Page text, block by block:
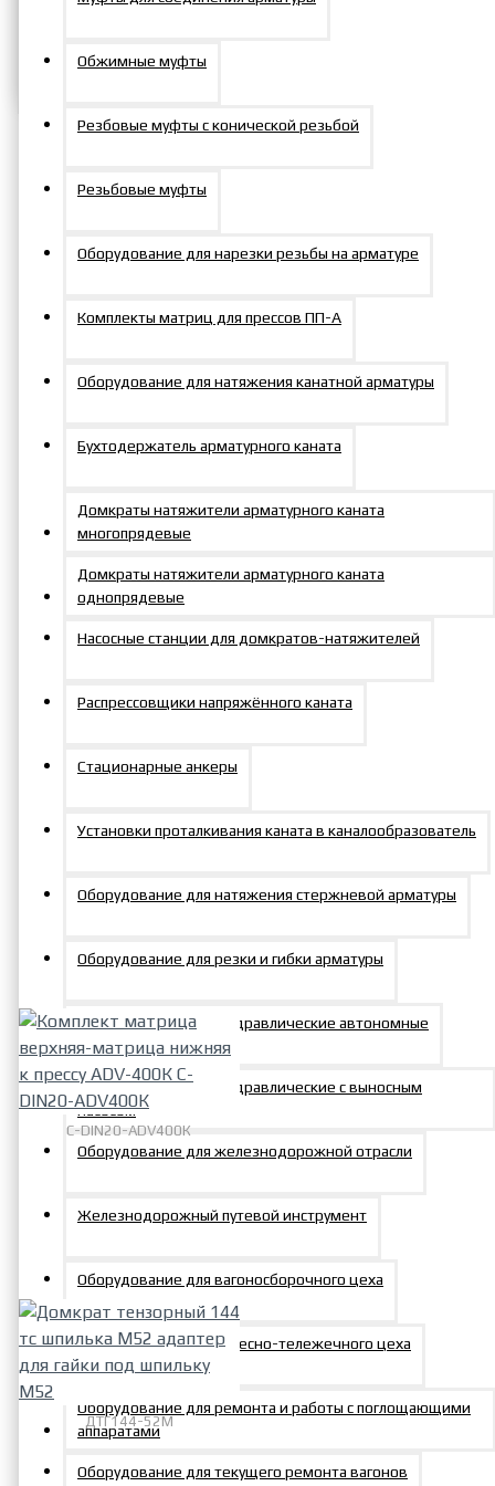
Обжимные муфты
Резбовые муфты с конической резьбой
Резьбовые муфты
Оборудование для нарезки резьбы на арматуре
Комплекты матриц для прессов ПП-А
Оборудование для натяжения канатной арматуры
Бухтодержатель арматурного каната
Домкраты натяжители арматурного каната
многопрядевые
Домкраты натяжители арматурного каната
однопрядевые
Насосные станции для домкратов-натяжителей
Распрессовщики напряжённого каната
Стационарные анкеры
Установки проталкивания каната в каналообразователь
Оборудование для натяжения стержневой арматуры
Оборудование для резки и гибки арматуры
Резаки арматурные гидравлические автономные
Резаки арматурные гидравлические с выносным
насосом
Оборудование для железнодорожной отрасли
Железнодорожный путевой инструмент
Оборудование для вагоносборочного цеха
Оборудование для колесно-тележечного цеха
Оборудование для ремонта и работы с поглощающими
аппаратами
Оборудование для текущего ремонта вагонов
Условия для партнеров
Доставка во все регионы
Гарантия до 18 мес.
C-DIN20-ADV400К
прессу ADV-400К C-DIN20-
25895р.
ДТГ144-52М
шпилька М52 адаптер для